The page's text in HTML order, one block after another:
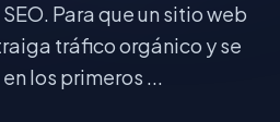
Para que un sitio web
tráfico orgánico y se
los primeros ...